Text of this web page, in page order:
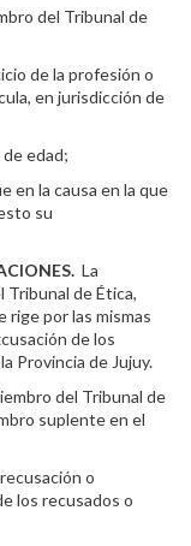
del Tribunal de
de la profesión o
en jurisdicción de
edad;
en la causa en la que
su
La
Tribunal de Ética,
rige por las mismas
de los
Provincia de Jujuy.
del Tribunal de
suplente en el
o
los recusados o